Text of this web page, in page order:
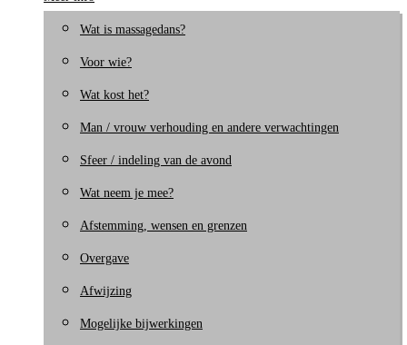
Wat is massagedans?
Voor wie?
Wat kost het?
Man / vrouw verhouding en andere verwachtingen
Sfeer / indeling van de avond
Wat neem je mee?
Afstemming, wensen en grenzen
Overgave
Afwijzing
Mogelijke bijwerkingen